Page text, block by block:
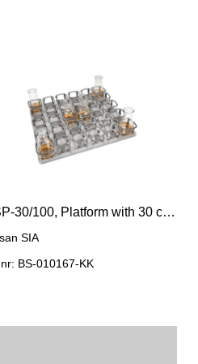
HSP-30/100, Platform with 30 clamps.
SIA
BS-010167-KK